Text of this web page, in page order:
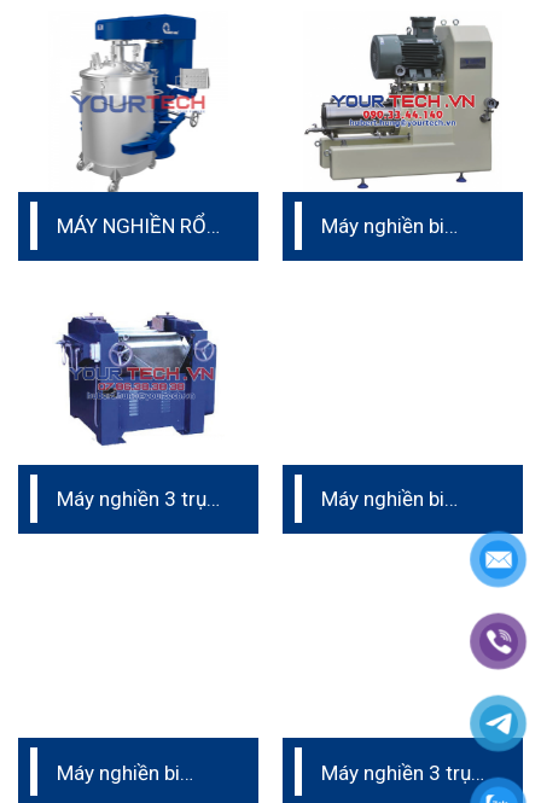
MÁY NGHIỀN RỔ
Máy nghiền bi
Máy nghiền 3 trục
Máy nghiền bi
Máy nghiền bi
Máy nghiền 3 trục